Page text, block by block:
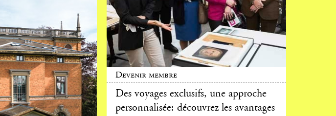
Devenir membre
Des voyages exclusifs, une approche
personnalisée: découvrez les avantages